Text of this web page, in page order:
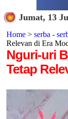
Jumat, 13
Home> serba -
Relevan di Era
Nguri-uri
Tetap